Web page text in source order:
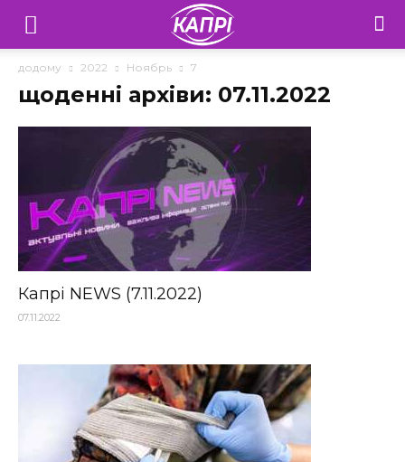
Телебачення
«Капрі»
Донеччини
додому 2022 Ноябрь 7
щоденні архіви: 07.11.2022
Капрі NEWS (7.11.2022)
07.11.2022